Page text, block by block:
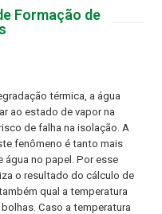
Formação de
térmica, a água
ao estado de vapor na
de falha na isolação. A
fenômeno é tanto mais
água no papel. Por esse
o resultado do cálculo de
qual a temperatura
Caso a temperatura